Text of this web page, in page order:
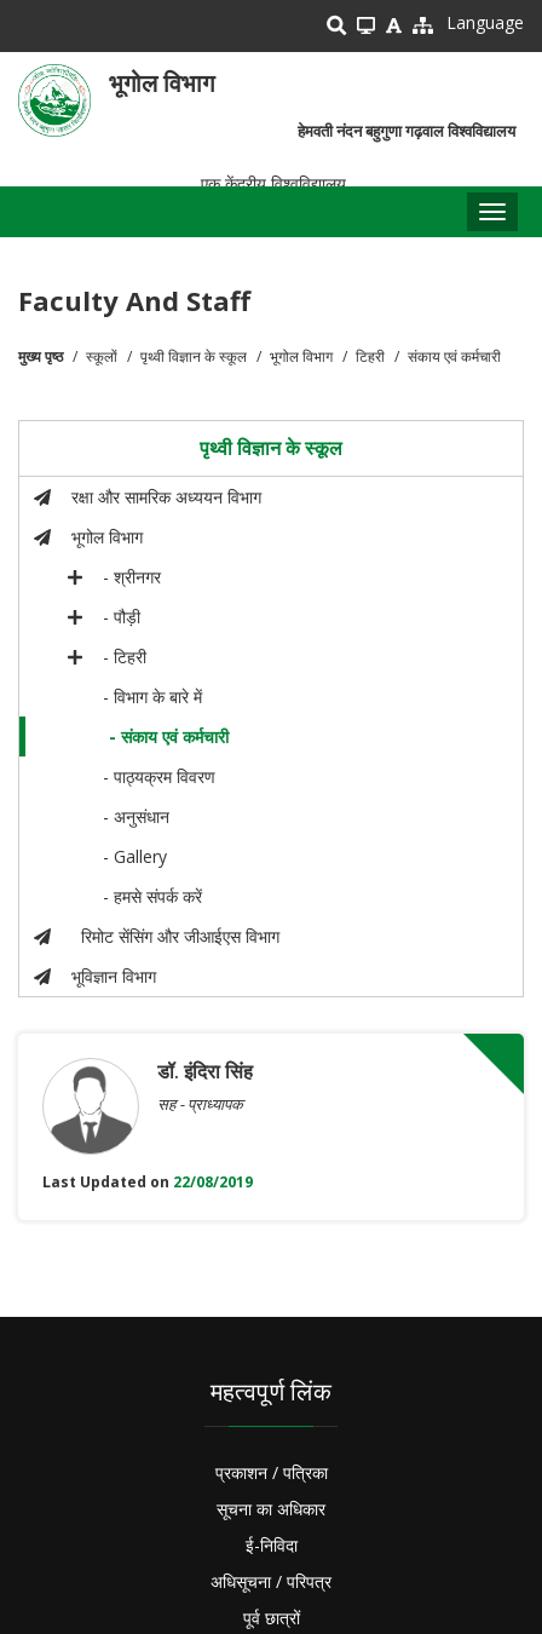
main
content
Language
भूगोल विभाग
हेमवती नंदन बहुगुणा गढ़वाल विश्वविद्यालय
एक केंद्रीय विश्वविद्यालय
Faculty And Staff
मुख्य पृष्ठ स्कूलों पृथ्वी विज्ञान के स्कूल भूगोल विभाग टिहरी संकाय एवं कर्मचारी
पृथ्वी विज्ञान के स्कूल
रक्षा और सामरिक अध्ययन विभाग
भूगोल विभाग
- श्रीनगर
- पौड़ी
- टिहरी
- विभाग के बारे में
- संकाय एवं कर्मचारी
- पाठ्यक्रम विवरण
- अनुसंधान
- Gallery
- हमसे संपर्क करें
रिमोट सेंसिंग और जीआईएस विभाग
भूविज्ञान विभाग
डॉ. इंदिरा सिंह
सह - प्राध्यापक
Last Updated on 22/08/2019
महत्वपूर्ण लिंक
प्रकाशन / पत्रिका
सूचना का अधिकार
ई-निविदा
अधिसूचना / परिपत्र
पूर्व छात्रों